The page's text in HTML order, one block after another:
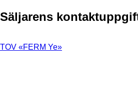
Säljarens
TOV «FERM Ye»